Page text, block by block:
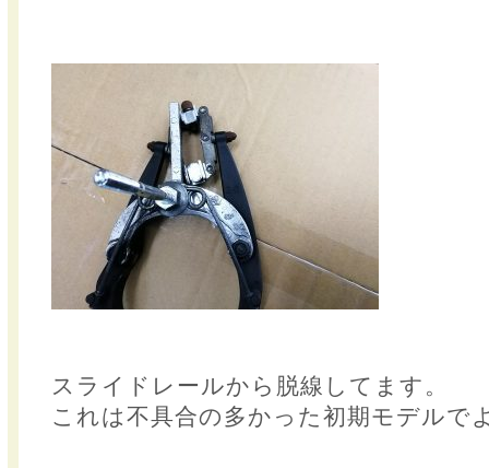
スライドレールから脱線してます。
これは不具合の多かった初期モデルで